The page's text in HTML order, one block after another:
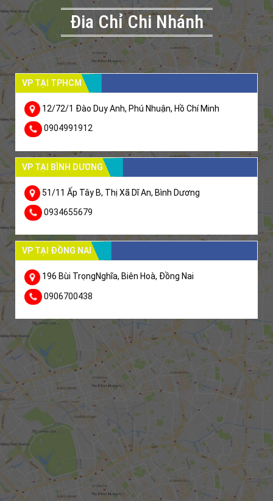
Đia Chỉ Chi Nhánh
VP TẠI TPHCM
12/72/1 Đào Duy Anh, Phú Nhuận, Hồ Chí Minh
0904991912
VP TẠI BÌNH DƯƠNG
51/11 Ấp Tây B, Thị Xã Dĩ An, Bình Dương
0934655679
VP TẠI ĐỒNG NAI
196 Bùi TrọngNghĩa, Biên Hoà, Đồng Nai
0906700438